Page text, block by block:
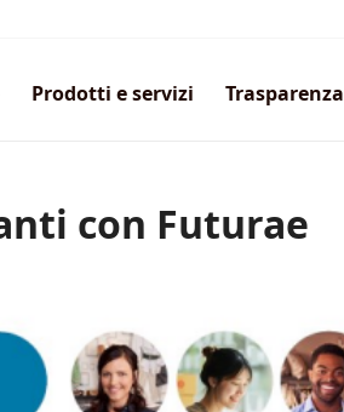
Prodotti e servizi Trasparenza
con Futurae